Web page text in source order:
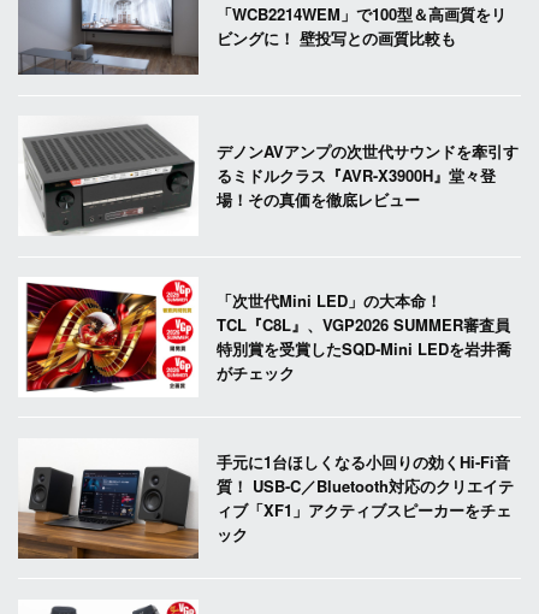
「WCB2214WEM」で100型＆高画質をリ
ビングに！ 壁投写との画質比較も
デノンAVアンプの次世代サウンドを牽引す
るミドルクラス『AVR-X3900H』堂々登
場！その真価を徹底レビュー
「次世代Mini LED」の大本命！
TCL『C8L』、VGP2026 SUMMER審査員
特別賞を受賞したSQD-Mini LEDを岩井喬
がチェック
手元に1台ほしくなる小回りの効くHi-Fi音
質！ USB-C／Bluetooth対応のクリエイテ
ィブ「XF1」アクティブスピーカーをチェ
ック